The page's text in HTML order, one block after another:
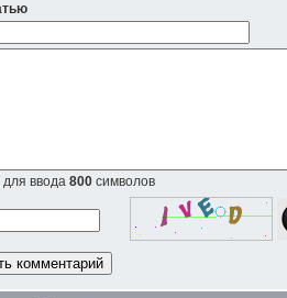
ввода 800 символов